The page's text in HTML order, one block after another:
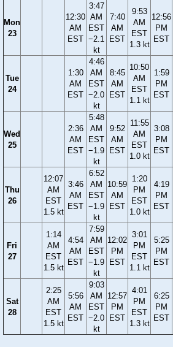
Mon
23
12:30
AM
EST
3:47
AM
EST
−2.1
kt
7:40
AM
EST
9:53
AM
EST
1.3 kt
12:56
PM
EST
Tue
24
1:30
AM
EST
4:46
AM
EST
−2.0
kt
8:45
AM
EST
10:50
AM
EST
1.1 kt
1:59
PM
EST
Wed
25
2:36
AM
EST
5:48
AM
EST
−1.9
kt
9:52
AM
EST
11:55
AM
EST
1.0 kt
3:08
PM
EST
Thu
26
12:07
AM
EST
1.5 kt
3:46
AM
EST
6:52
AM
EST
−1.9
kt
10:59
AM
EST
1:20
PM
EST
1.0 kt
4:19
PM
EST
Fri
27
1:14
AM
EST
1.5 kt
4:54
AM
EST
7:59
AM
EST
−1.9
kt
12:02
PM
EST
3:01
PM
EST
1.1 kt
5:25
PM
EST
Sat
28
2:25
AM
EST
1.5 kt
5:56
AM
EST
9:03
AM
EST
−2.0
kt
12:57
PM
EST
4:01
PM
EST
1.3 kt
6:25
PM
EST